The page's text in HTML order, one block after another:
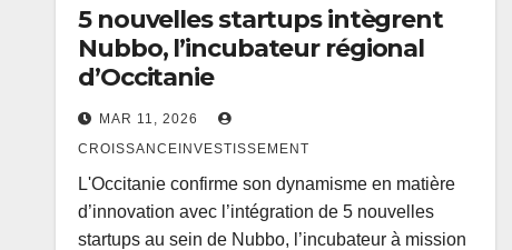
5 nouvelles startups intègrent
Nubbo, l’incubateur régional
d’Occitanie
MAR 11, 2026
CROISSANCEINVESTISSEMENT
L'Occitanie confirme son dynamisme en matière
d’innovation avec l’intégration de 5 nouvelles
startups au sein de Nubbo, l’incubateur à mission